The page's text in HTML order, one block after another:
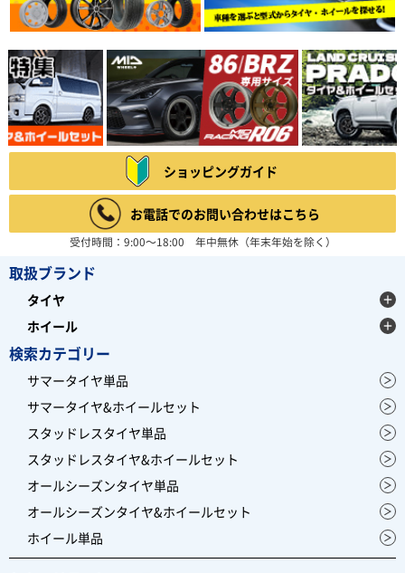
ショッピングガイド
お電話でのお問い合わせはこちら
受付時間：9:00～18:00 年中無休（年末年始を除く）
取扱ブランド
タイヤ
ホイール
検索カテゴリー
サマータイヤ単品
サマータイヤ&ホイールセット
スタッドレスタイヤ単品
スタッドレスタイヤ&ホイールセット
オールシーズンタイヤ単品
オールシーズンタイヤ&ホイールセット
ホイール単品